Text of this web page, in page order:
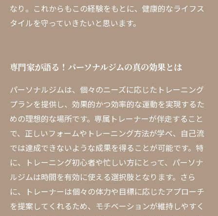
なり。これからもこの経験をもとに、健康的なライフス
タイルを守っていきたいと思います。
専門家が語る！パーソナルジムの真の効果とは
パーソナルジムは、個々のニーズに応じたトレーニング
プランを提供し、効果的かつ効率的な運動を実現するた
めの理想的な場所です。専属トレーナーが伴走すること
で、正しいフォームやトレーニング方法が学べ、自己流
では達成できないような成果を得ることが可能です。特
に、トレーニング初心者や忙しい方にとって、パーソナ
ルジムは時間を有効に使える選択肢となります。さら
に、トレーナーは個々の体力や目標に応じたアプローチ
を提案してくれるため、モチベーションが維持しやすく